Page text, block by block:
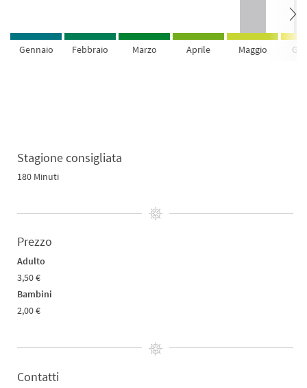
Gennaio Febbraio Marzo Aprile Maggio
Stagione consigliata
180 Minuti
Prezzo
Adulto
3,50 €
Bambini
2,00 €
Contatti